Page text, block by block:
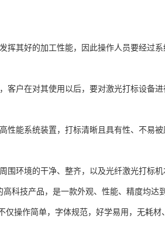
挥其好的加工性能，因此操作人员要经过
客户在对其使用以后，要对激光打标设备
性能系统装置，打标清晰且具有性、不易
环境的干净、整齐，以及光纤激光打标机
科技产品，是一款外观、性能、精度均达
仅操作简单，字体规范，好学易用，无耗